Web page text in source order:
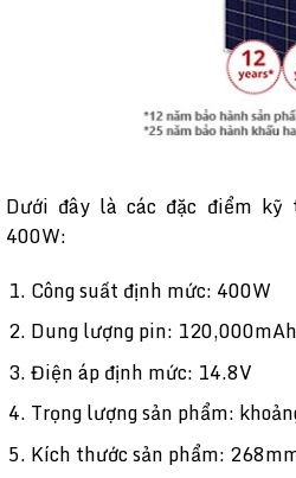
Dưới đây là các đặc điểm kỹ
400W:
Công suất định mức: 400W
Dung lượng pin: 120,000mAh
Điện áp định mức: 14.8V
Trọng lượng sản phẩm:
Kích thước sản phẩm: